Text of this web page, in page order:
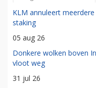
KLM annuleert
staking
05 aug 26
Donkere wolken boven
vloot weg
31 jul 26